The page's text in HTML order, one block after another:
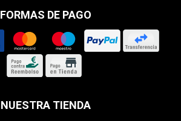
FORMAS DE PAGO
NUESTRA TIENDA